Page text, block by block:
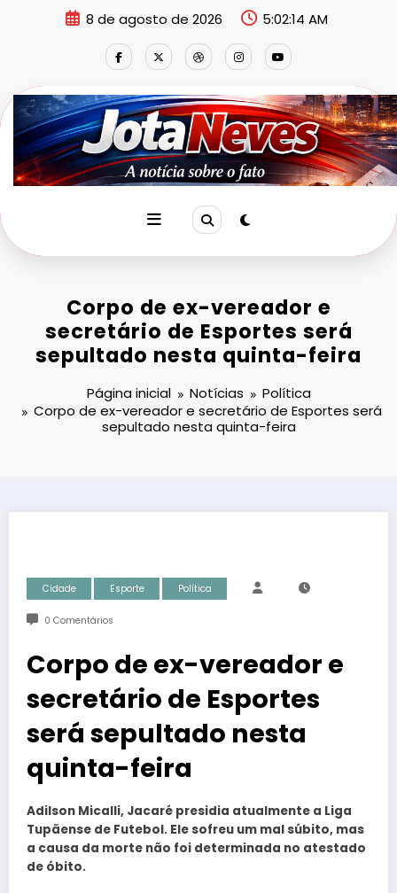
8 de agosto de 2026 5:02:15 AM
Corpo de ex-vereador e
secretário de Esportes será
sepultado nesta quinta-feira
Página inicial Notícias
Política
Corpo de ex-vereador e secretário de Esportes será
sepultado nesta quinta-feira
Cidade Esporte Política
0 Comentários
Corpo de ex-vereador e
secretário de Esportes
será sepultado nesta
quinta-feira
Adilson Micalli, Jacaré presidia atualmente a Liga
Tupãense de Futebol. Ele sofreu um mal súbito, mas
a causa da morte não foi determinada no atestado
de óbito.